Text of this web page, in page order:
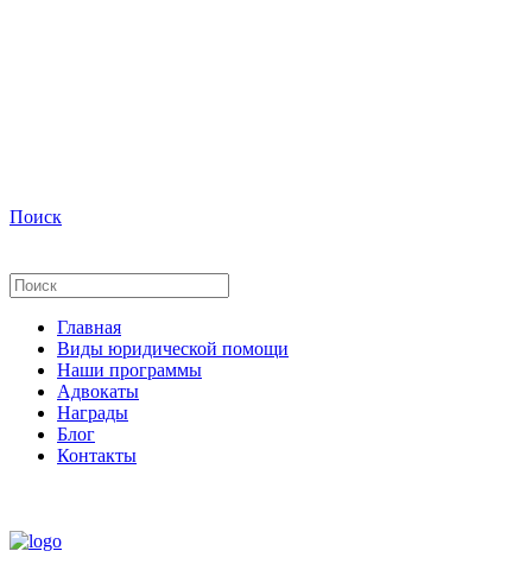
Поиск
Главная
Виды юридической помощи
Наши программы
Адвокаты
Награды
Блог
Контакты